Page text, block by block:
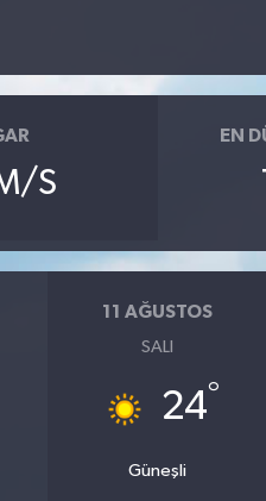
S
EN
11 AĞUSTOS
SALI
24°
Güneşli